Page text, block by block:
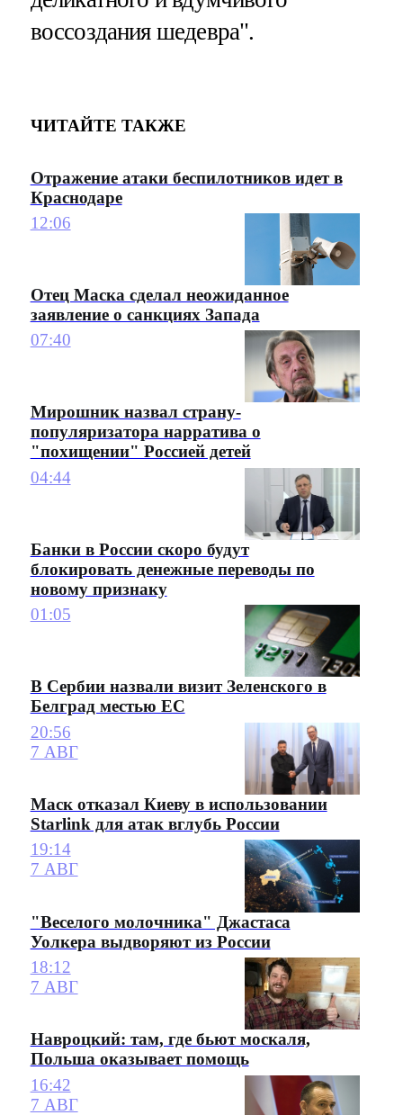
воссоздания шедевра".
ЧИТАЙТЕ ТАКЖЕ
Отражение атаки беспилотников идет в
Краснодаре
12:06
Отец Маска сделал неожиданное
заявление о санкциях Запада
07:40
Мирошник назвал страну-
популяризатора нарратива о
"похищении" Россией детей
04:44
Банки в России скоро будут
блокировать денежные переводы по
новому признаку
01:05
В Сербии назвали визит Зеленского в
Белград местью ЕС
20:56
7 АВГ
Маск отказал Киеву в использовании
Starlink для атак вглубь России
19:14
7 АВГ
"Веселого молочника" Джастаса
Уолкера выдворяют из России
18:12
7 АВГ
Навроцкий: там, где бьют москаля,
Польша оказывает помощь
16:42
7 АВГ